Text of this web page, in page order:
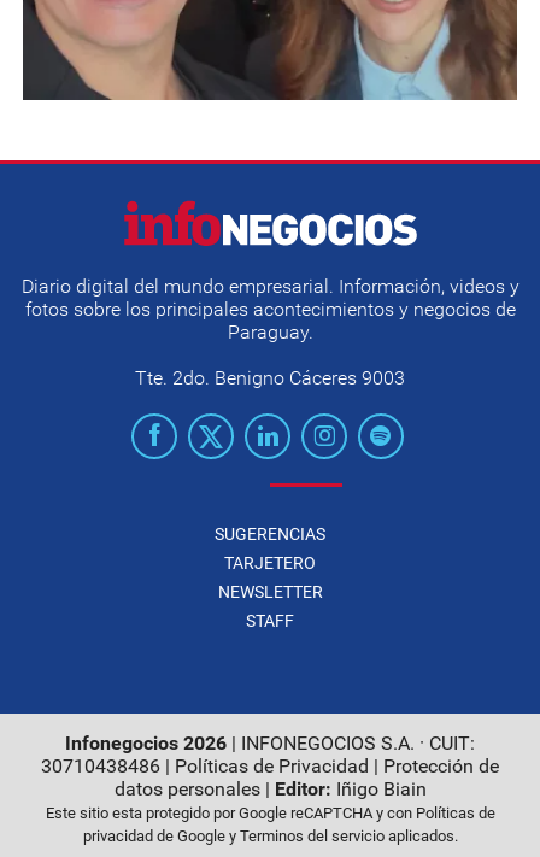
Diario digital del mundo empresarial. Información, videos y
fotos sobre los principales acontecimientos y negocios de
Paraguay.
Tte. 2do. Benigno Cáceres 9003
SUGERENCIAS
TARJETERO
NEWSLETTER
STAFF
Infonegocios 2026 | INFONEGOCIOS S.A. · CUIT:
30710438486 | Políticas de Privacidad | Protección de
datos personales| Editor: Iñigo Biain
Este sitio esta protegido por Google reCAPTCHA y con Políticas de
privacidad de Googley Terminos del servicioaplicados.